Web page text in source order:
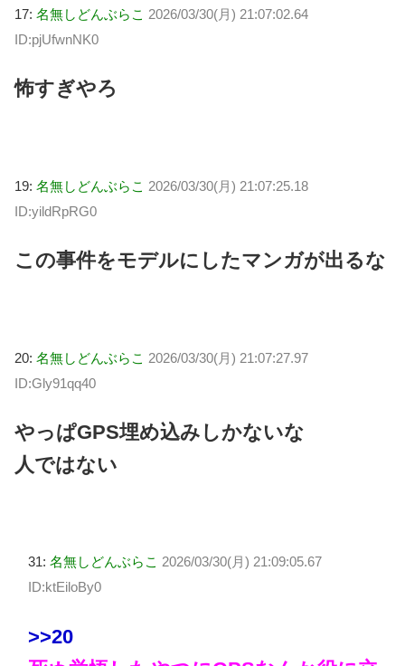
17: 名無しどんぶらこ 2026/03/30(月) 21:07:02.64
ID:pjUfwnNK0
怖すぎやろ
19: 名無しどんぶらこ 2026/03/30(月) 21:07:25.18
ID:yildRpRG0
この事件をモデルにしたマンガが出るな
20: 名無しどんぶらこ 2026/03/30(月) 21:07:27.97
ID:Gly91qq40
やっぱGPS埋め込みしかないな
人ではない
31: 名無しどんぶらこ 2026/03/30(月) 21:09:05.67
ID:ktEiloBy0
>>20